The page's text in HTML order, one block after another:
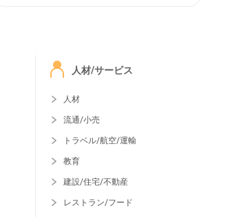
人材/サービス
人材
流通/小売
トラベル/航空/運輸
教育
建設/住宅/不動産
レストラン/フード